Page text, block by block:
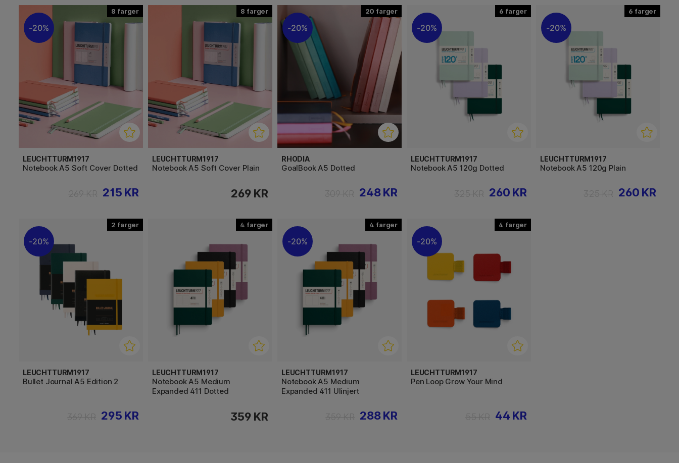
8
20%
LEUCHTTURM1917
Notebook A5 Soft Cover Dotted
215 KR
8
LEUCHTTURM1917
Notebook A5 Soft Cover Plain
269 KR
20
20%
RHODIA
GoalBook A5 Dotted
248 KR
6
20%
LEUCHTTURM1917
Notebook A5 120g Dotted
260 KR
6
20%
LEUCHTTURM1917
Notebook A5 120g Plain
260 KR
2
20%
LEUCHTTURM1917
Bullet Journal A5 Edition 2
295 KR
4
LEUCHTTURM1917
Notebook A5 Medium
Expanded 411 Dotted
359 KR
4
20%
LEUCHTTURM1917
Notebook A5 Medium
Expanded 411 Ulinjert
288 KR
4
20%
LEUCHTTURM1917
Pen Loop Grow Your Mind
44 KR